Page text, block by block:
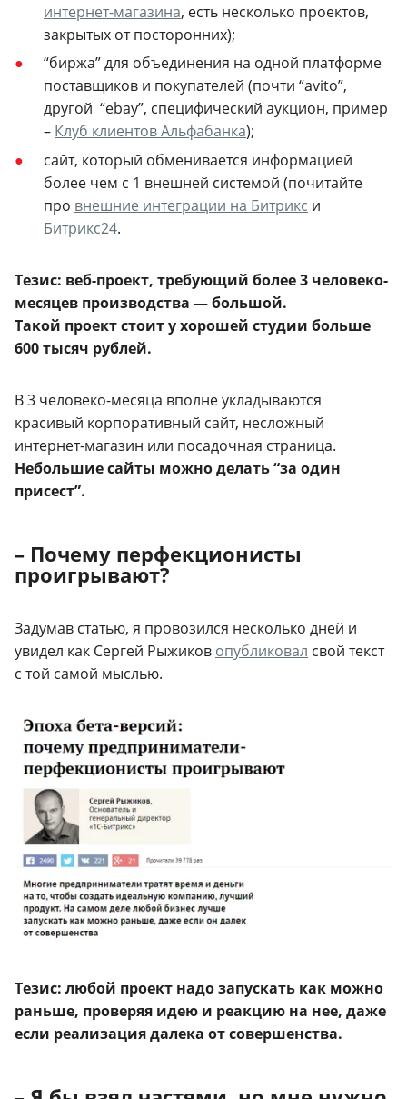
интернет-магазина, есть несколько проектов,
закрытых от посторонних);
“биржа” для объединения на одной платформе
поставщиков и покупателей (почти “avito”,
другой “ebay”, специфический аукцион, пример
– Клуб клиентов Альфабанка);
сайт, который обменивается информацией
более чем с 1 внешней системой (почитайте
про внешние интеграции на Битрикс и
Битрикс24.
Тезис: веб-проект, требующий более 3 человеко-
месяцев производства — большой.
Такой проект стоит у хорошей студии больше
600 тысяч рублей.
В 3 человеко-месяца вполне укладываются
красивый корпоративный сайт, несложный
интернет-магазин или посадочная страница.
Небольшие сайты можно делать “за один
присест”.
– Почему перфекционисты
проигрывают?
Задумав статью, я провозился несколько дней и
увидел как Сергей Рыжиков опубликовал свой текст
с той самой мыслью.
Тезис: любой проект надо запускать как можно
раньше, проверяя идею и реакцию на нее, даже
если реализация далека от совершенства.